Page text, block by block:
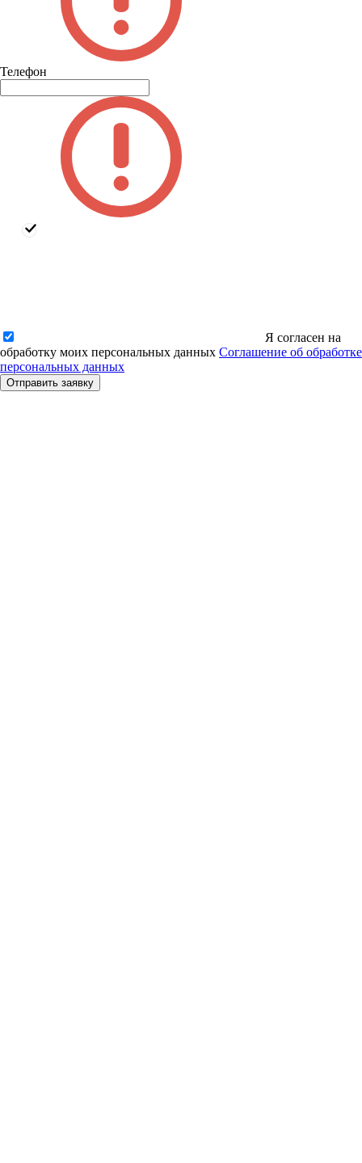
Телефон
Я согласен на
обработку моих персональных данных Соглашение об обработке
персональных данных